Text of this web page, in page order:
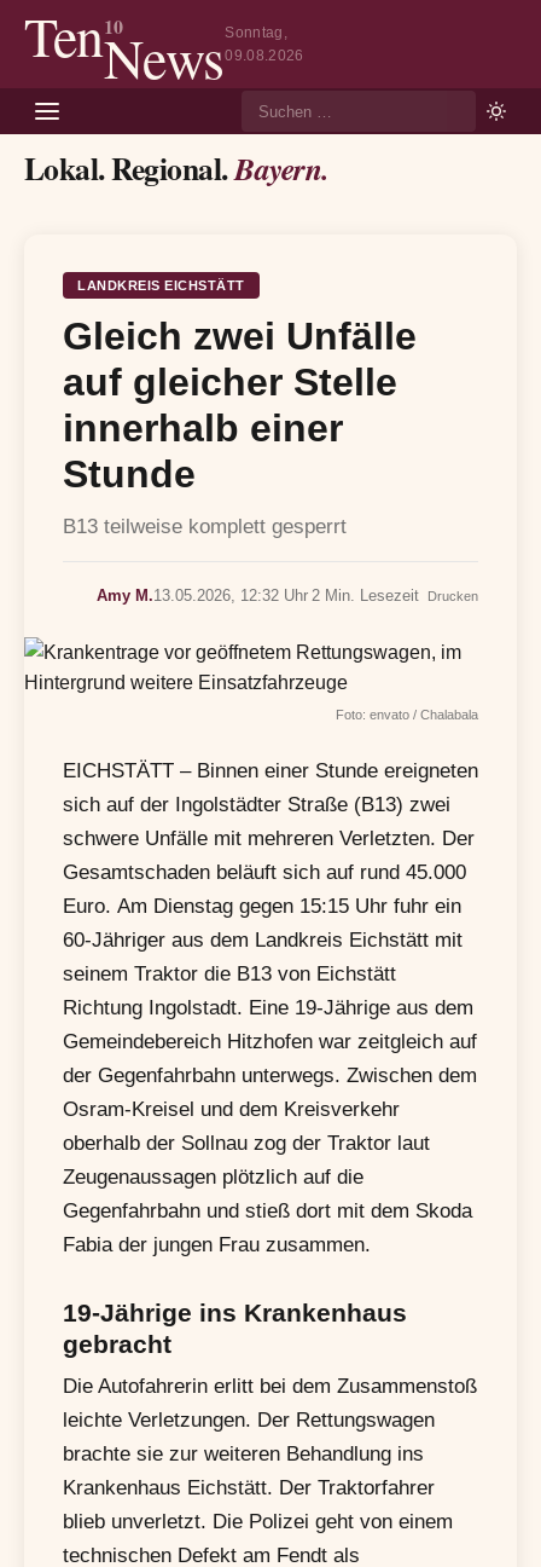
Ten10
NewsSonntag,
09.08.2026
Lokal. Regional.Bayern.
LANDKREIS EICHSTÄTT
Gleich zwei Unfälle
auf gleicher Stelle
innerhalb einer
Stunde
B13 teilweise komplett gesperrt
Amy M.13.05.2026, 12:32 Uhr 2 Min. Lesezeit Drucken
Foto: envato / Chalabala
EICHSTÄTT – Binnen einer Stunde ereigneten
sich auf der Ingolstädter Straße (B13) zwei
schwere Unfälle mit mehreren Verletzten. Der
Gesamtschaden beläuft sich auf rund 45.000
Euro. Am Dienstag gegen 15:15 Uhr fuhr ein
60-Jähriger aus dem Landkreis Eichstätt mit
seinem Traktor die B13 von Eichstätt
Richtung Ingolstadt. Eine 19-Jährige aus dem
Gemeindebereich Hitzhofen war zeitgleich auf
der Gegenfahrbahn unterwegs. Zwischen dem
Osram-Kreisel und dem Kreisverkehr
oberhalb der Sollnau zog der Traktor laut
Zeugenaussagen plötzlich auf die
Gegenfahrbahn und stieß dort mit dem Skoda
Fabia der jungen Frau zusammen.
19-Jährige ins Krankenhaus
gebracht
Die Autofahrerin erlitt bei dem Zusammenstoß
leichte Verletzungen. Der Rettungswagen
brachte sie zur weiteren Behandlung ins
Krankenhaus Eichstätt. Der Traktorfahrer
blieb unverletzt. Die Polizei geht von einem
technischen Defekt am Fendt als